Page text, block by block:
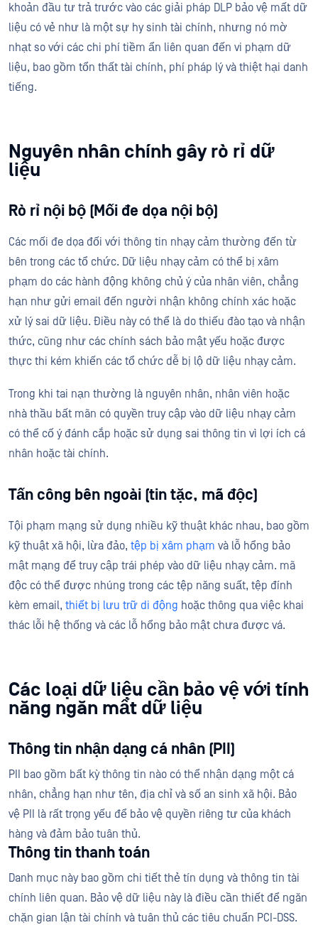
khoản đầu tư trả trước vào các giải pháp DLP bảo vệ mất dữ
liệu có vẻ như là một sự hy sinh tài chính, nhưng nó mờ
nhạt so với các chi phí tiềm ẩn liên quan đến vi phạm dữ
liệu, bao gồm tổn thất tài chính, phí pháp lý và thiệt hại danh
tiếng.
Nguyên nhân chính gây rò rỉ dữ
liệu
Rò rỉ nội bộ (Mối đe dọa nội bộ)
Các mối đe dọa đối với thông tin nhạy cảm thường đến từ
bên trong các tổ chức. Dữ liệu nhạy cảm có thể bị xâm
phạm do các hành động không chủ ý của nhân viên, chẳng
hạn như gửi email đến người nhận không chính xác hoặc
xử lý sai dữ liệu. Điều này có thể là do thiếu đào tạo và nhận
thức, cũng như các chính sách bảo mật yếu hoặc được
thực thi kém khiến các tổ chức dễ bị lộ dữ liệu nhạy cảm.
Trong khi tai nạn thường là nguyên nhân, nhân viên hoặc
nhà thầu bất mãn có quyền truy cập vào dữ liệu nhạy cảm
có thể cố ý đánh cắp hoặc sử dụng sai thông tin vì lợi ích cá
nhân hoặc tài chính.
Tấn công bên ngoài (tin tặc, mã độc)
Tội phạm mạng sử dụng nhiều kỹ thuật khác nhau, bao gồm
kỹ thuật xã hội, lừa đảo, tệp bị xâm phạm và lỗ hổng bảo
mật mạng để truy cập trái phép vào dữ liệu nhạy cảm. mã
độc có thể được nhúng trong các tệp năng suất, tệp đính
kèm email, thiết bị lưu trữ di động hoặc thông qua việc khai
thác lỗi hệ thống và các lỗ hổng bảo mật chưa được vá.
Các loại dữ liệu cần bảo vệ với tính
năng ngăn mất dữ liệu
Thông tin nhận dạng cá nhân (PII)
PII bao gồm bất kỳ thông tin nào có thể nhận dạng một cá
nhân, chẳng hạn như tên, địa chỉ và số an sinh xã hội. Bảo
vệ PII là rất trọng yếu để bảo vệ quyền riêng tư của khách
hàng và đảm bảo tuân thủ.
Thông tin thanh toán
Danh mục này bao gồm chi tiết thẻ tín dụng và thông tin tài
chính liên quan. Bảo vệ dữ liệu này là điều cần thiết để ngăn
chặn gian lận tài chính và tuân thủ các tiêu chuẩn PCI-DSS.